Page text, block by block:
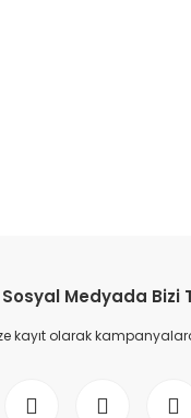
Sosyal Medyada Bizi
kayıt olarak